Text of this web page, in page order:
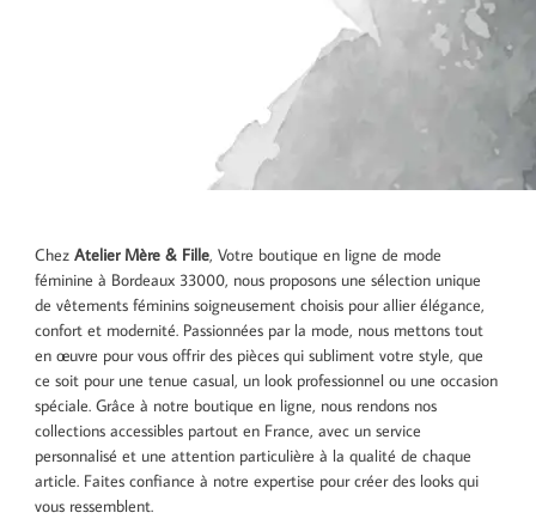
Chez Atelier Mère & Fille, Votre boutique en ligne de mode
féminine à Bordeaux 33000, nous proposons une sélection unique
de vêtements féminins soigneusement choisis pour allier élégance,
confort et modernité. Passionnées par la mode, nous mettons tout
en œuvre pour vous offrir des pièces qui subliment votre style, que
ce soit pour une tenue casual, un look professionnel ou une occasion
spéciale. Grâce à notre boutique en ligne, nous rendons nos
collections accessibles partout en France, avec un service
personnalisé et une attention particulière à la qualité de chaque
article. Faites confiance à notre expertise pour créer des looks qui
vous ressemblent.